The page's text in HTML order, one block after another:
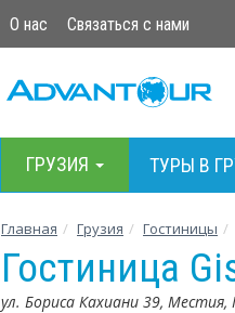
О нас Связаться с нами
ГРУЗИЯ ТУРЫ В
Главная Грузия Гостиницы
Гостиница
ул. Бориса Кахиани 39, Местия,